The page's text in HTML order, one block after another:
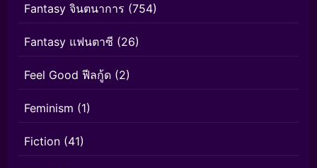
Fantasy จินตนาการ (754)
Fantasy แฟนตาซี (26)
Feel Good ฟีลกู้ด (2)
Feminism (1)
Fiction (41)